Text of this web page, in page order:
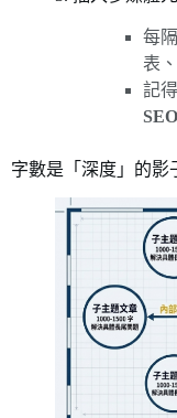
每
表
記
SEO
字數是「深度」的影